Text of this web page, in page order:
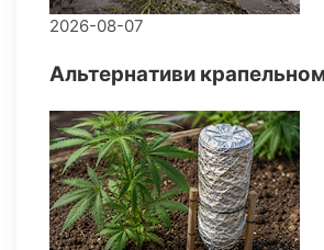
2026-08-07
Альтернативи